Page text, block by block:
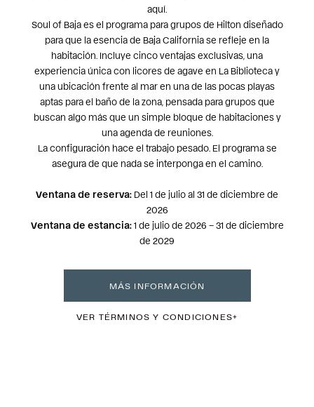
aquí.
Soul of Baja es el programa para grupos de Hilton diseñado
para que la esencia de Baja California se refleje en la
habitación. Incluye cinco ventajas exclusivas, una
experiencia única con licores de agave en La Biblioteca y
una ubicación frente al mar en una de las pocas playas
aptas para el baño de la zona, pensada para grupos que
buscan algo más que un simple bloque de habitaciones y
una agenda de reuniones.
La configuración hace el trabajo pesado. El programa se
asegura de que nada se interponga en el camino.
Ventana de reserva: Del 1 de julio al 31 de diciembre de
2026
Ventana de estancia:1 de julio de 2026 – 31 de diciembre
de 2029
MÁS INFORMACIÓN
VER TÉRMINOS Y CONDICIONES